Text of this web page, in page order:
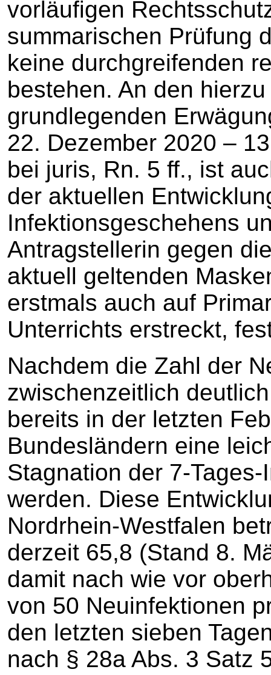
vorläufigen
summarischen Prüfung
keine durchgreifenden
bestehen. An den
grundlegenden
22. Dezember 2020 –
bei juris, Rn. 5 ff., ist
der aktuellen
Infektionsgeschehens
Antragstellerin gegen
aktuell geltenden
erstmals auch auf
Unterrichts erstreckt,
Nachdem die Zahl der
zwischenzeitlich
bereits in der letzten
Bundesländern eine
Stagnation der 7-
werden. Diese
Nordrhein-Westfalen
derzeit 65,8 (Stand 8.
damit nach wie vor
von 50 Neuinfektionen
den letzten sieben
nach § 28a Abs. 3 Satz